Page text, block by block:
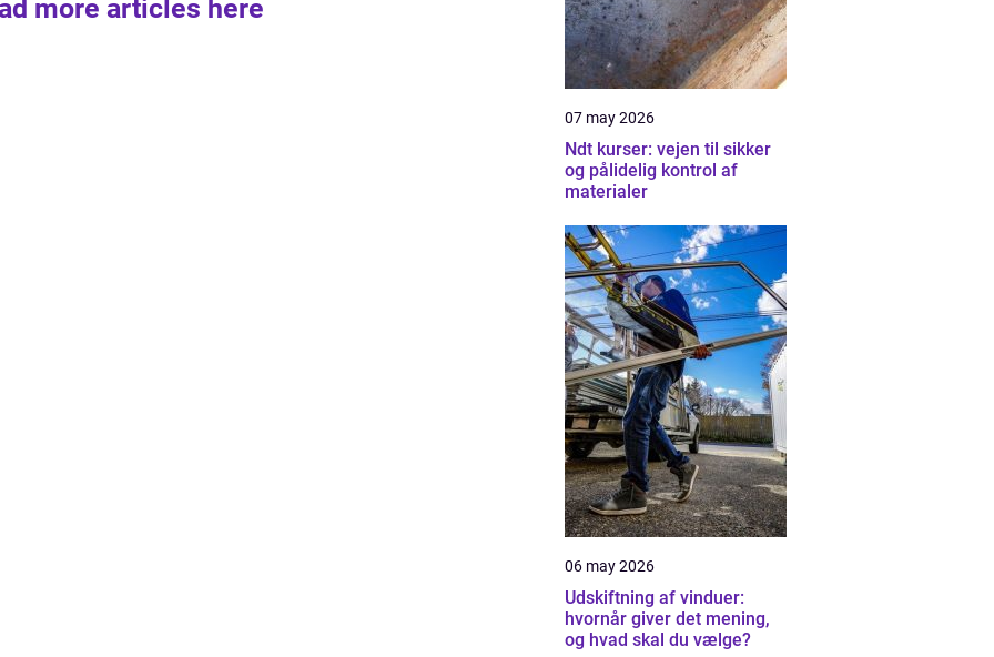
more articles here
07 may 2026
Ndt kurser: vejen til sikker
og pålidelig kontrol af
materialer
06 may 2026
Udskiftning af vinduer:
hvornår giver det mening,
og hvad skal du vælge?